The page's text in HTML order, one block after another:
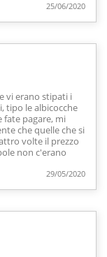
25/06/2020
vi erano stipati i
tipo le albicocche
pagare, mi
che quelle che si
volte il prezzo
non c'erano
29/05/2020